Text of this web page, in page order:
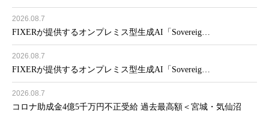
2026.08.7
FIXERが提供するオンプレミス型生成AI「Sovereig…
2026.08.7
FIXERが提供するオンプレミス型生成AI「Sovereig…
2026.08.7
コロナ助成金4億5千万円不正受給 過去最高額＜宮城・気仙沼